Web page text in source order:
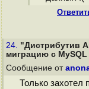
24. "Дистрибутив
миграцию с MySQL
Сообщение от
Только захотел